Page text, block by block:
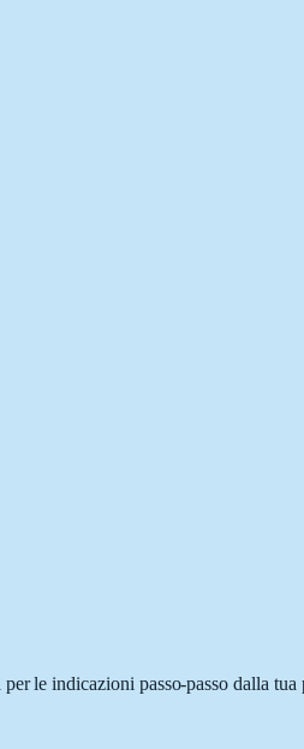
le indicazioni passo-passo dalla tua